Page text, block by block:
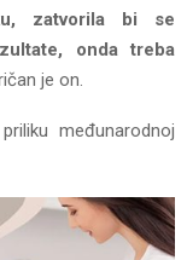
zatvorila bi se
onda treba
je on.
međunarodnoj